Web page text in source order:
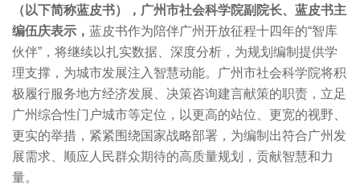
（以下简称蓝皮书），广州市社会科学院副院长、蓝皮书主
编伍庆表示， 蓝皮书作为陪伴广州开放征程十四年的“智库
伙伴”，将继续以扎实数据、深度分析，为规划编制提供学
理支撑，为城市发展注入智慧动能。广州市社会科学院将积
极履行服务地方经济发展、决策咨询建言献策的职责，立足
广州综合性门户城市等定位，以更高的站位、更宽的视野、
更实的举措，紧紧围绕国家战略部署，为编制出符合广州发
展需求、顺应人民群众期待的高质量规划，贡献智慧和力
量。